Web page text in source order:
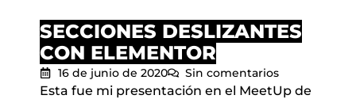
SECCIONES DESLIZANTES
CON ELEMENTOR
16 de junio de 2020 Sin comentarios
Esta fue mi presentación en el MeetUp de